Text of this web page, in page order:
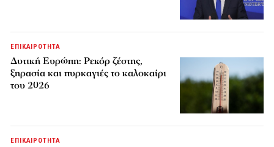
ΕΠΙΚΑΙΡΟΤΗΤΑ
Δυτική Ευρώπη: Ρεκόρ ζέστης,
ξηρασία και πυρκαγιές το καλοκαίρι
του 2026
ΕΠΙΚΑΙΡΟΤΗΤΑ